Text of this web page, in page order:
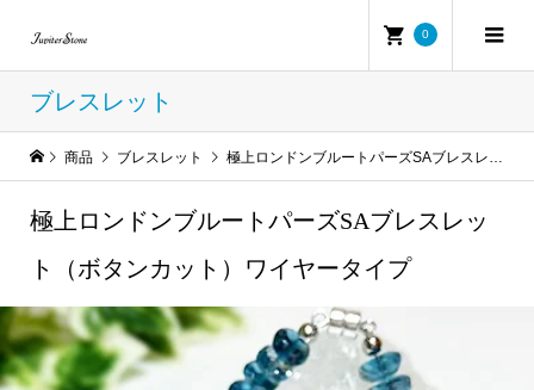
0
ブレスレット
商品 ブレスレット 極上ロンドンブルートパーズSAブレスレット（ボタンカット）ワイヤータイプ
極上ロンドンブルートパーズSAブレスレッ
ト（ボタンカット）ワイヤータイプ